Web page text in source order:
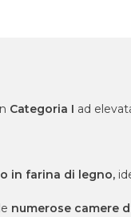
Categoria I ad
in farina di legno,
numerose camere